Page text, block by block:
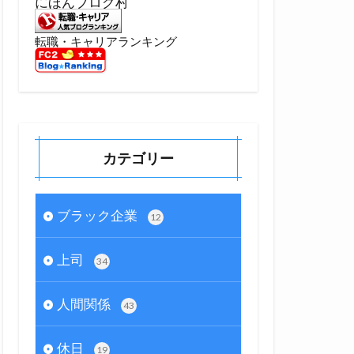
転職・キャリアランキング
カテゴリー
ブラック企業 12
上司 34
人間関係 43
休日 19